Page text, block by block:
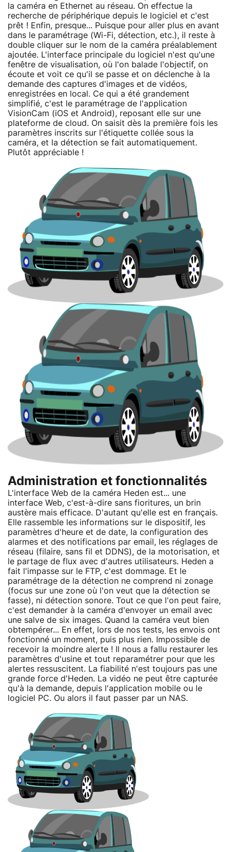
la caméra en Ethernet au réseau. On effectue la
recherche de périphérique depuis le logiciel et c'est
prêt ! Enfin, presque... Puisque pour aller plus en avant
dans le paramétrage (Wi-Fi, détection, etc.), il reste à
double cliquer sur le nom de la caméra préalablement
ajoutée. L'interface principale du logiciel n'est qu'une
fenêtre de visualisation, où l'on balade l'objectif, on
écoute et voit ce qu'il se passe et on déclenche à la
demande des captures d'images et de vidéos,
enregistrées en local. Ce qui a été grandement
simplifié, c'est le paramétrage de l'application
VisionCam (iOS et Android), reposant elle sur une
plateforme de cloud. On saisit dès la première fois les
paramètres inscrits sur l'étiquette collée sous la
caméra, et la détection se fait automatiquement.
Plutôt appréciable !
Administration et fonctionnalités
L'interface Web de la caméra Heden est... une
interface Web, c'est-à-dire sans fioritures, un brin
austère mais efficace. D'autant qu'elle est en français.
Elle rassemble les informations sur le dispositif, les
paramètres d'heure et de date, la configuration des
alarmes et des notifications par email, les réglages de
réseau (filaire, sans fil et DDNS), de la motorisation, et
le partage de flux avec d'autres utilisateurs. Heden a
fait l'impasse sur le FTP, c'est dommage. Et le
paramétrage de la détection ne comprend ni zonage
(focus sur une zone où l'on veut que la détection se
fasse), ni détection sonore. Tout ce que l'on peut faire,
c'est demander à la caméra d'envoyer un email avec
une salve de six images. Quand la caméra veut bien
obtempérer... En effet, lors de nos tests, les envois ont
fonctionné un moment, puis plus rien. Impossible de
recevoir la moindre alerte ! Il nous a fallu restaurer les
paramètres d'usine et tout reparamétrer pour que les
alertes ressuscitent. La fiabilité n'est toujours pas une
grande force d'Heden. La vidéo ne peut être capturée
qu'à la demande, depuis l'application mobile ou le
logiciel PC. Ou alors il faut passer par un NAS.